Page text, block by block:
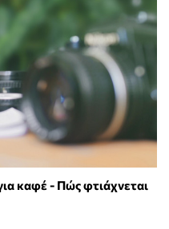
καφέ - Πώς φτιάχνεται